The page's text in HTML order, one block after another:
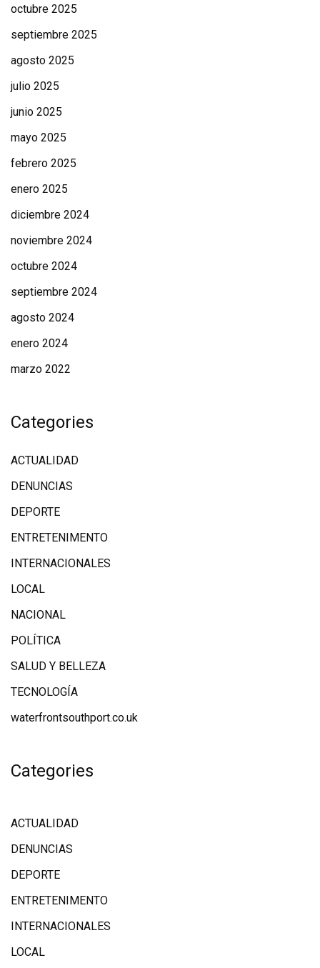
octubre 2025
septiembre 2025
agosto 2025
julio 2025
junio 2025
mayo 2025
febrero 2025
enero 2025
diciembre 2024
noviembre 2024
octubre 2024
septiembre 2024
agosto 2024
enero 2024
marzo 2022
Categories
ACTUALIDAD
DENUNCIAS
DEPORTE
ENTRETENIMENTO
INTERNACIONALES
LOCAL
NACIONAL
POLÍTICA
SALUD Y BELLEZA
TECNOLOGÍA
waterfrontsouthport.co.uk
Categories
ACTUALIDAD
DENUNCIAS
DEPORTE
ENTRETENIMENTO
INTERNACIONALES
LOCAL